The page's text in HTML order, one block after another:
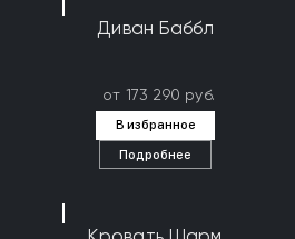
Диван Баббл
от 173 290 руб.
В избранное
Подробнее